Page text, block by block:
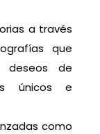
a través
que
deseos de
únicos e
como